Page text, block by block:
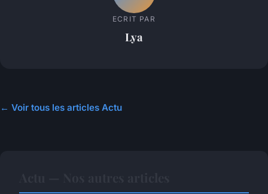
ECRIT PAR
Lya
← Voir tous les articles Actu